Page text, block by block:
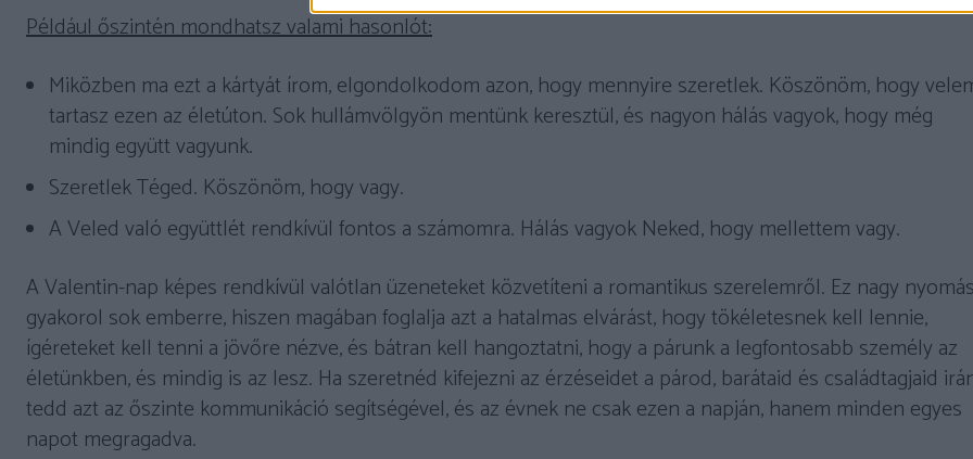
Például őszintén mondhatsz valami hasonlót:
Miközben ma ezt a kártyát írom, elgondolkodom azon, hogy mennyire szeretlek. Köszönöm, hogy
tartasz ezen az életúton. Sok hullámvölgyön mentünk keresztül, és nagyon hálás vagyok, hogy még
mindig együtt vagyunk.
Szeretlek Téged. Köszönöm, hogy vagy.
A Veled való együttlét rendkívül fontos a számomra. Hálás vagyok Neked, hogy mellettem vagy.
A Valentin-nap képes rendkívül valótlan üzeneteket közvetíteni a romantikus szerelemről. Ez nagy
gyakorol sok emberre, hiszen magában foglalja azt a hatalmas elvárást, hogy tökéletesnek kell lennie,
ígéreteket kell tenni a jövőre nézve, és bátran kell hangoztatni, hogy a párunk a legfontosabb személy az
életünkben, és mindig is az lesz. Ha szeretnéd kifejezni az érzéseidet a párod, barátaid és családtagjaid
tedd azt az őszinte kommunikáció segítségével, és az évnek ne csak ezen a napján, hanem minden egyes
napot megragadva.